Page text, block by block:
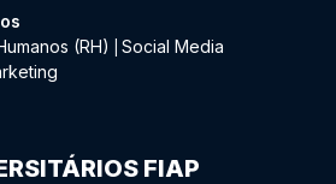
(RH)
Social Media
FIAP